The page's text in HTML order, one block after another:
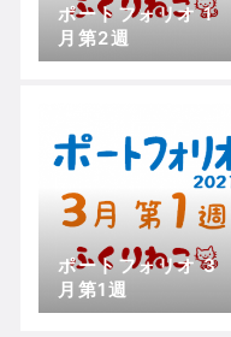
ポートフォリオ 1
月第2週
ポートフォリオ 3
月第1週